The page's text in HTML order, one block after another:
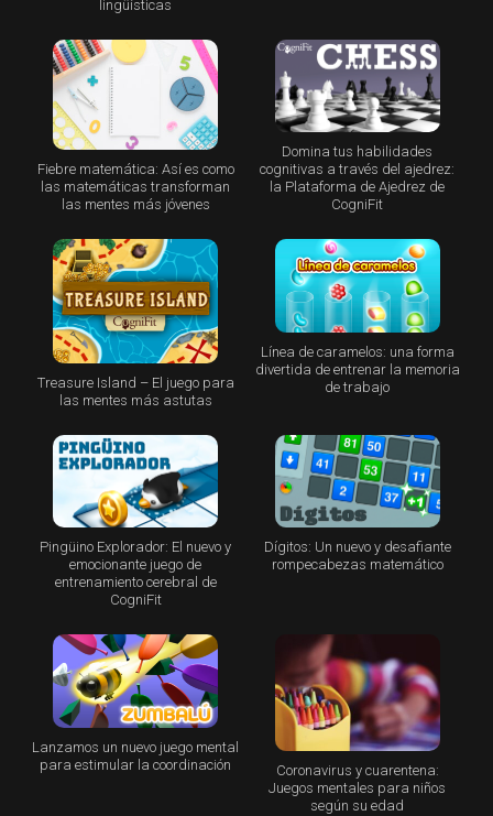
lingüísticas
Fiebre matemática: Así es como
las matemáticas transforman
las mentes más jóvenes
Domina tus habilidades
cognitivas a través del ajedrez:
la Plataforma de Ajedrez de
CogniFit
Treasure Island – El juego para
las mentes más astutas
Línea de caramelos: una forma
divertida de entrenar la memoria
de trabajo
Pingüino Explorador: El nuevo y
emocionante juego de
entrenamiento cerebral de
CogniFit
Dígitos: Un nuevo y desafiante
rompecabezas matemático
Lanzamos un nuevo juego mental
para estimular la coordinación
Coronavirus y cuarentena:
Juegos mentales para niños
según su edad